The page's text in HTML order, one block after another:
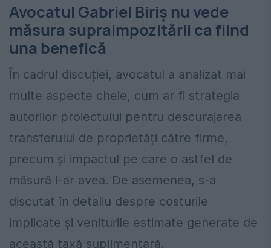
Avocatul Gabriel Biriș nu vede
măsura supraimpozitării ca fiind
una benefică
În cadrul discuției, avocatul a analizat mai
multe aspecte cheie, cum ar fi strategia
autorilor proiectului pentru descurajarea
transferului de proprietăți către firme,
precum și impactul pe care o astfel de
măsură l-ar avea. De asemenea, s-a
discutat în detaliu despre costurile
implicate și veniturile estimate generate de
această taxă suplimentară.